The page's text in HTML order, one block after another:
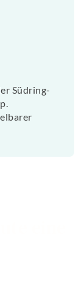
Südring-